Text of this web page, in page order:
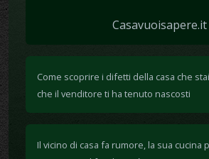
Casavuoisapere.it
Come scoprire i difetti della casa che
che il venditore ti ha tenuto nascosti
Il vicino di casa fa rumore, la sua cucina